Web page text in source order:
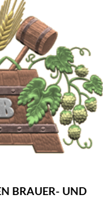
BRAUER- UND